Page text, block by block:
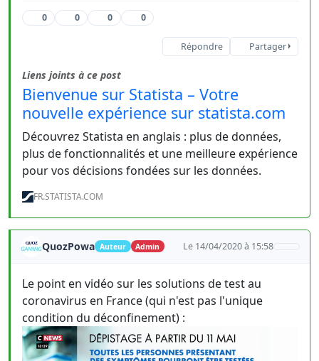
0 0 0 0
Répondre Partager
Liens joints à ce post
Bienvenue sur Statista – Votre
nouvelle expérience sur statista.com
Découvrez Statista en anglais : plus de données,
plus de fonctionnalités et une meilleure expérience
pour vos décisions fondées sur les données.
FR.STATISTA.COM
QuozPowa Auteur Admin Le 14/04/2020 à 15:58
Le point en vidéo sur les solutions de test au
coronavirus en France (qui n'est pas l'unique
condition du déconfinement) :